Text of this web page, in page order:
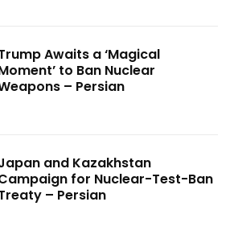
Awaits a ‘Magical
to Ban Nuclear
– Persian
and Kazakhstan
for Nuclear-Test-Ban
– Persian